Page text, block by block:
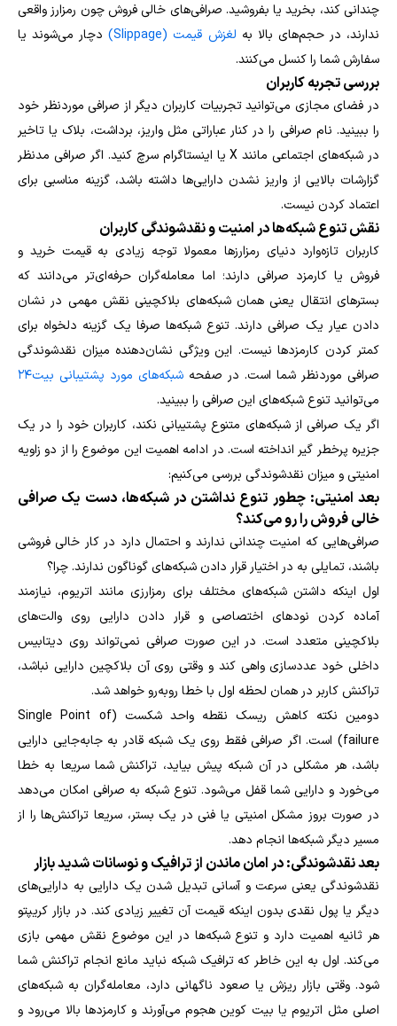
چندانی کند، بخرید یا بفروشید. صرافی‌های خالی فروش چون رمزارز واقعی
ندارند، در حجم‌های بالا به لغزش قیمت (Slippage)
دچار می‌شوند یا
سفارش شما را کنسل می‌کنند.
بررسی تجربه کاربران
در فضای مجازی می‌توانید تجربیات کاربران دیگر از صرافی موردنظر خود
را ببینید. نام صرافی را در کنار عباراتی مثل واریز، برداشت، بلاک یا تاخیر
در شبکه‌های اجتماعی مانند X یا اینستاگرام سرچ کنید. اگر صرافی مدنظر
گزارشات بالایی از واریز نشدن دارایی‌ها داشته باشد، گزینه مناسبی برای
اعتماد کردن نیست.
نقش تنوع شبکه‌ها در امنیت و نقدشوندگی کاربران
کاربران تازه‌وارد دنیای رمزارزها معمولا توجه زیادی به قیمت خرید و
فروش یا کارمزد صرافی دارند؛ اما معامله‌گران حرفه‌ای‌تر می‌دانند که
بسترهای انتقال یعنی همان شبکه‌های بلاکچینی نقش مهمی در نشان
دادن عیار یک صرافی دارند. تنوع شبکه‌ها صرفا یک گزینه دلخواه برای
کمتر کردن کارمزدها نیست. این ویژگی نشان‌دهنده میزان نقدشوندگی
صرافی موردنظر شما است. در صفحه شبکه‌های مورد پشتیبانی بیت۲۴
می‌توانید تنوع شبکه‌های این صرافی را ببینید.
اگر یک صرافی از شبکه‌های متنوع پشتیبانی نکند، کاربران خود را در یک
جزیره پرخطر گیر انداخته است. در ادامه اهمیت این موضوع را از دو زاویه
امنیتی و میزان نقدشوندگی بررسی می‌کنیم:
بعد امنیتی: چطور تنوع نداشتن در شبکه‌ها، دست یک صرافی
خالی فروش را رو می‌کند؟
صرافی‌هایی که امنیت چندانی ندارند و احتمال دارد در کار خالی فروشی
باشند، تمایلی به در اختیار قرار دادن شبکه‌های گوناگون ندارند. چرا؟
اول اینکه داشتن شبکه‌های مختلف برای رمزارزی مانند اتریوم، نیازمند
آماده کردن نودهای اختصاصی و قرار دادن دارایی روی والت‌های
بلاکچینی متعدد است. در این صورت صرافی نمی‌تواند روی دیتابیس
داخلی خود عددسازی واهی کند و وقتی روی آن بلاکچین دارایی نباشد،
تراکنش کاربر در همان لحظه اول با خطا روبه‌رو خواهد شد.
دومین نکته کاهش ریسک نقطه واحد شکست (Single Point of
failure) است. اگر صرافی فقط روی یک شبکه قادر به جابه‌جایی دارایی
باشد، هر مشکلی در آن شبکه پیش بیاید، تراکنش شما سریعا به خطا
می‌خورد و دارایی شما قفل می‌شود. تنوع شبکه به صرافی امکان می‌دهد
در صورت بروز مشکل امنیتی یا فنی در یک بستر، سریعا تراکنش‌ها را از
مسیر دیگر شبکه‌ها انجام دهد.
بعد نقدشوندگی: در امان ماندن از ترافیک و نوسانات شدید بازار
نقدشوندگی یعنی سرعت و آسانی تبدیل شدن یک دارایی به دارایی‌های
دیگر یا پول نقدی بدون اینکه قیمت آن تغییر زیادی کند. در بازار کریپتو
هر ثانیه اهمیت دارد و تنوع شبکه‌ها در این موضوع نقش مهمی بازی
می‌کند. اول به این خاطر که ترافیک شبکه نباید مانع انجام تراکنش شما
شود. وقتی بازار ریزش یا صعود ناگهانی دارد، معامله‌گران به شبکه‌های
اصلی مثل اتریوم یا بیت کوین هجوم می‌آورند و کارمزدها بالا می‌رود و